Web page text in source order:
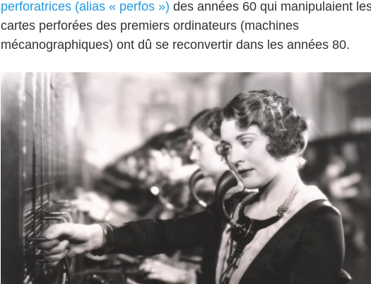
perforatrices (alias « perfos ») des années 60 qui manipulaient
cartes perforées des premiers ordinateurs (machines
mécanographiques) ont dû se reconvertir dans les années 80.